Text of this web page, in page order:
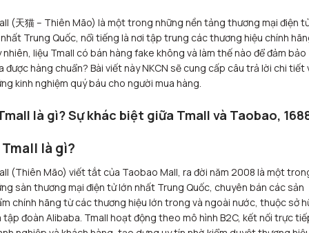
(天猫 – Thiên Mão) là một trong những nền tảng thương mại điện
Trung Quốc, nổi tiếng là nơi tập trung các thương hiệu chính
nhiên, liệu Tmall có bán hàng fake không và làm thế nào để đảm bảo
được hàng chuẩn? Bài viết này NKCN sẽ cung cấp câu trả lời chi tiết
kinh nghiệm quý báu cho người mua hàng.
là gì? Sự khác biệt giữa Tmall và Taobao,
Tmall là gì?
(Thiên Mão) viết tắt của Taobao Mall, ra đời năm 2008 là một
sàn thương mại điện tử lớn nhất Trung Quốc, chuyên bán các sản
chính hãng từ các thương hiệu lớn trong và ngoài nước, thuộc sở
tập đoàn Alibaba. Tmall hoạt động theo mô hình B2C, kết nối trực